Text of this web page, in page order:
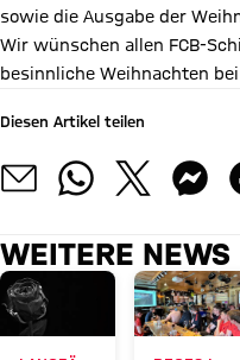
sowie die Ausgabe der
Wir wünschen allen FCB-
besinnliche Weihnachten
Diesen Artikel teilen
WEITERE NEWS